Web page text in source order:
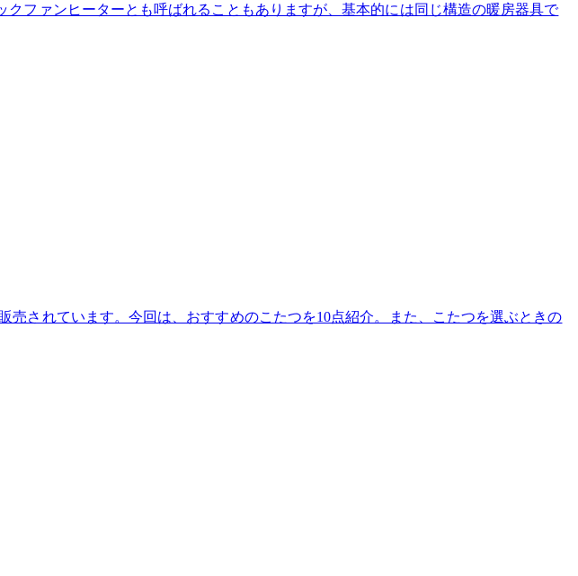
ファンヒーターとも呼ばれることもありますが、基本的には同じ構造の暖房器具で
されています。今回は、おすすめのこたつを10点紹介。また、こたつを選ぶときの